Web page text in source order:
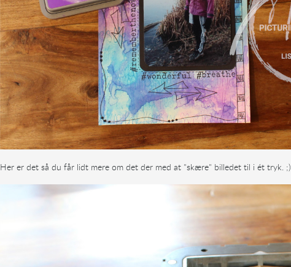
Her er det så du får lidt mere om det der med at "skære" billedet til i ét tryk. ;)